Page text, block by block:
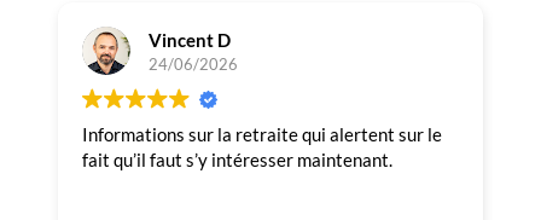
Vincent D
24/06/2026
Informations sur la retraite qui alertent sur le
fait qu’il faut s’y intéresser maintenant.